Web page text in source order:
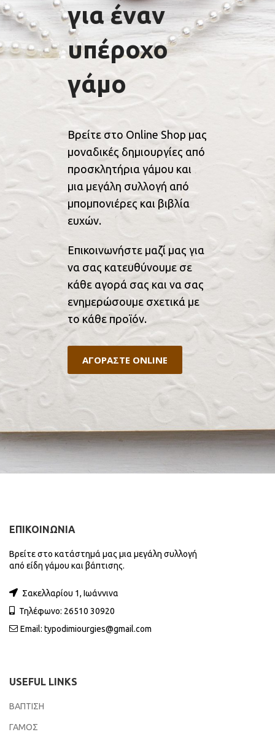
για έναν
υπέροχο
γάμο
Βρείτε στο Online Shop μας
μοναδικές δημιουργίες από
προσκλητήρια γάμου και
μια μεγάλη συλλογή από
μπομπονιέρες και βιβλία
ευχών.
Επικοινωνήστε μαζί μας για
να σας κατευθύνουμε σε
κάθε αγορά σας και να σας
ενημερώσουμε σχετικά με
το κάθε προϊόν.
ΑΓΟΡΑΣΤΕ ONLINE
ΕΠΙΚΟΙΝΩΝΙΑ
Βρείτε στο κατάστημά μας μια μεγάλη συλλογή
από είδη γάμου και βάπτισης.
Σακελλαρίου 1, Ιωάννινα
Τηλέφωνο: 26510 30920
Email: typodimiourgies@gmail.com
USEFUL LINKS
ΒΑΠΤΙΣΗ
ΓΑΜΟΣ